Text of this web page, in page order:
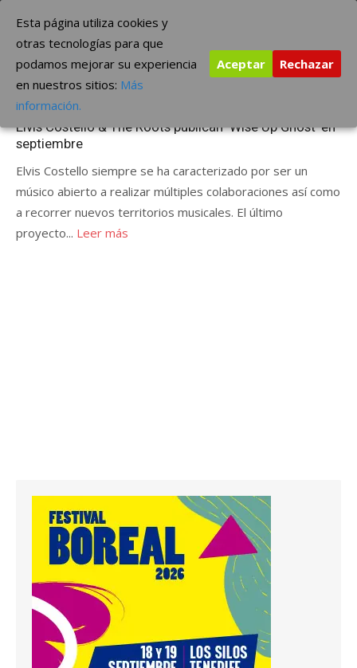
contenido
The Borderline Music
Etiqueta:publican ‘Wise Up Ghost’
Publicada
junio 3, 2013
Elvis Costello & The Roots publican ‘Wise Up Ghost’ en
septiembre
Elvis Costello siempre se ha caracterizado por ser un
músico abierto a realizar múltiples colaboraciones así como
a recorrer nuevos territorios musicales. El último
proyecto... Leer más
Esta página utiliza cookies y
otras tecnologías para que
podamos mejorar su experiencia
en nuestros sitios: Más
información.
Aceptar Rechazar